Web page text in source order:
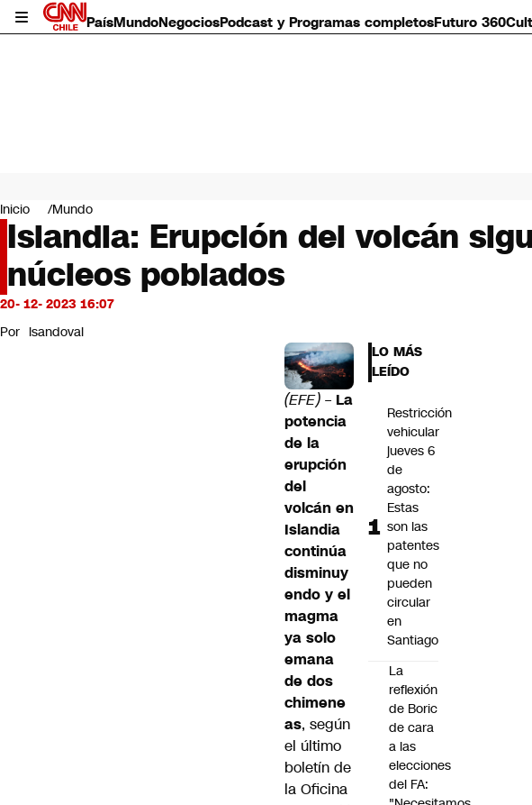
PaísMundoNegociosPodcast y Programas completosFuturo 360
Mundo
Negocios
Deportes
Programas completos
Cultura
Servicios
Bits
CNN Data
Inicio Mundo
Islandia: Erupción del volcán
núcleos poblados
20- 12- 2023 16:07
Por lsandoval
(EFE) – La
potencia
de la
erupción
del
volcán en
Islandia
continúa
disminuy
endo y el
magma
ya solo
emana
de dos
chimene
as, según
el último
boletín de
la Oficina
LO MÁS
LEÍDO
Restricción
vehicular
jueves 6
de
agosto:
Estas
son las
patentes
que no
pueden
circular
en
Santiago
La
reflexión
de Boric
de cara
a las
elecciones
del FA: